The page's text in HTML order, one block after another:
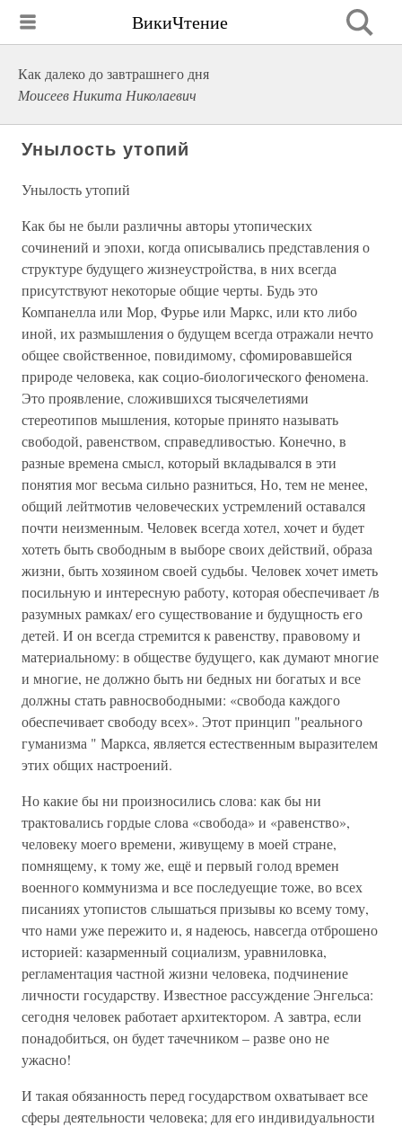
ВикиЧтение
Как далеко до завтрашнего дня
Моисеев Никита Николаевич
Унылость утопий
Унылость утопий
Как бы не были различны авторы утопических
сочинений и эпохи, когда описывались представления о
структуре будущего жизнеустройства, в них всегда
присутствуют некоторые общие черты. Будь это
Компанелла или Мор, Фурье или Маркс, или кто либо
иной, их размышления о будущем всегда отражали нечто
общее свойственное, повидимому, сфомировавшейся
природе человека, как социо-биологического феномена.
Это проявление, сложившихся тысячелетиями
стереотипов мышления, которые принято называть
свободой, равенством, справедливостью. Конечно, в
разные времена смысл, который вкладывался в эти
понятия мог весьма сильно разниться, Но, тем не менее,
общий лейтмотив человеческих устремлений оставался
почти неизменным. Человек всегда хотел, хочет и будет
хотеть быть свободным в выборе своих действий, образа
жизни, быть хозяином своей судьбы. Человек хочет иметь
посильную и интересную работу, которая обеспечивает /в
разумных рамках/ его существование и будущность его
детей. И он всегда стремится к равенству, правовому и
материальному: в обществе будущего, как думают многие
и многие, не должно быть ни бедных ни богатых и все
должны стать равносвободными: «свобода каждого
обеспечивает свободу всех». Этот принцип "реального
гуманизма " Маркса, является естественным выразителем
этих общих настроений.
Но какие бы ни произносились слова: как бы ни
трактовались гордые слова «свобода» и «равенство»,
человеку моего времени, живущему в моей стране,
помнящему, к тому же, ещё и первый голод времен
военного коммунизма и все последуещие тоже, во всех
писаниях утопистов слышаться призывы ко всему тому,
что нами уже пережито и, я надеюсь, навсегда отброшено
историей: казарменный социализм, уравниловка,
регламентация частной жизни человека, подчинение
личности государству. Известное рассуждение Энгельса:
сегодня человек работает архитектором. А завтра, если
понадобиться, он будет тачечником – разве оно не
ужасно!
И такая обязанность перед государством охватывает все
сферы деятельности человека; для его индивидуальности